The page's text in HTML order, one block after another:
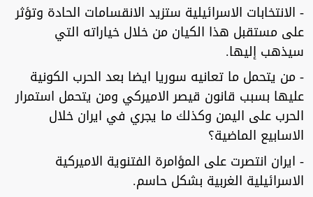
- الانتخابات الاسرائيلية ستزيد الانقسامات الحادة وتؤثر
على مستقبل هذا الكيان من خلال خياراته التي
سيذهب إليها.
- من يتحمل ما تعانيه سوريا ايضا بعد الحرب الكونية
عليها بسبب قانون قيصر الاميركي ومن يتحمل استمرار
الحرب على اليمن وكذلك ما يجري في ايران خلال
الاسابيع الماضية؟
- ايران انتصرت على المؤامرة الفتنوية الاميركية
الاسرائيلية الغربية بشكل حاسم.